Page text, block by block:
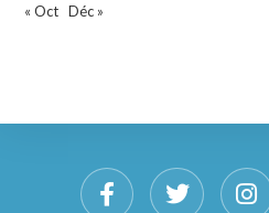
« Oct Déc »